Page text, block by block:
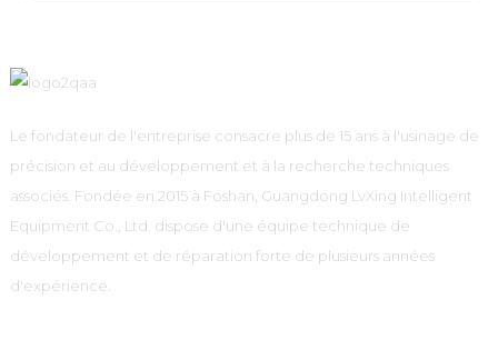
Le fondateur de l'entreprise consacre plus de 15 ans à l'usinage de
précision et au développement et à la recherche techniques
associés. Fondée en 2015 à Foshan, Guangdong LvXing Intelligent
Equipment Co., Ltd. dispose d'une équipe technique de
développement et de réparation forte de plusieurs années
d'expérience.